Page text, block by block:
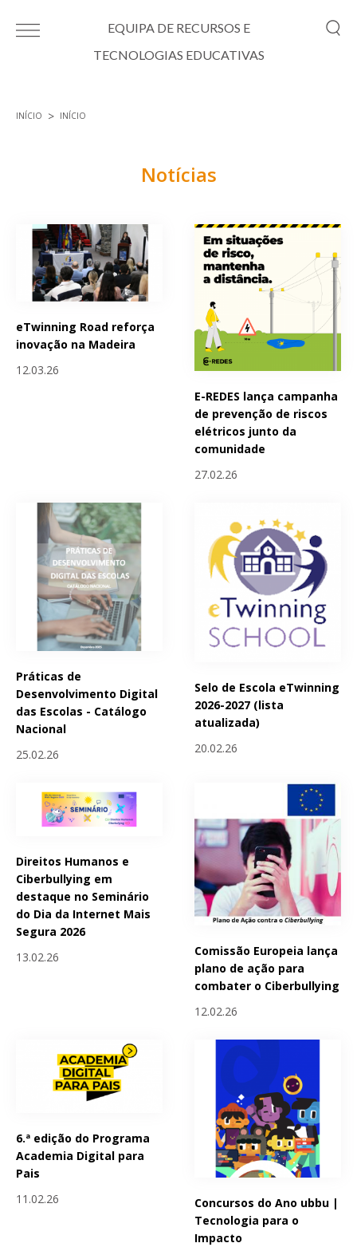
EQUIPA DE RECURSOS E
TECNOLOGIAS EDUCATIVAS
INÍCIO INÍCIO
Notícias
eTwinning Road reforça
inovação na Madeira
12.03.26
E-REDES lança campanha
de prevenção de riscos
elétricos junto da
comunidade
27.02.26
Práticas de
Desenvolvimento Digital
das Escolas - Catálogo
Nacional
25.02.26
Selo de Escola eTwinning
2026-2027 (lista
atualizada)
20.02.26
Direitos Humanos e
Ciberbullying em
destaque no Seminário
do Dia da Internet Mais
Segura 2026
13.02.26
Comissão Europeia lança
plano de ação para
combater o Ciberbullying
12.02.26
6.ª edição do Programa
Academia Digital para
Pais
11.02.26
Concursos do Ano ubbu |
Tecnologia para o
Impacto
Páginas